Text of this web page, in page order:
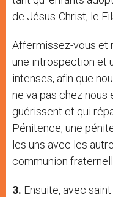
de Jésus-Christ, le
Affermissez-vous et
une introspection et
intenses, afin que
ne va pas chez nous
guérissent et qui
Pénitence, une
les uns avec les
communion
3. Ensuite, avec